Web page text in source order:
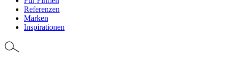
Referenzen
Marken
Inspirationen